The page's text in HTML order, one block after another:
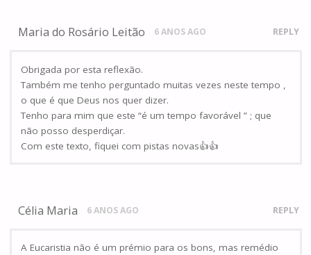
Maria do Rosário Leitão 6 ANOS AGO REPLY
Obrigada por esta reflexão.
Também me tenho perguntado muitas vezes neste tempo ,
o que é que Deus nos quer dizer.
Tenho para mim que este “é um tempo favorável ” ; que
não posso desperdiçar.
Com este texto, fiquei com pistas novas👍👍
Célia Maria 6 ANOS AGO REPLY
A Eucaristia não é um prémio para os bons, mas remédio